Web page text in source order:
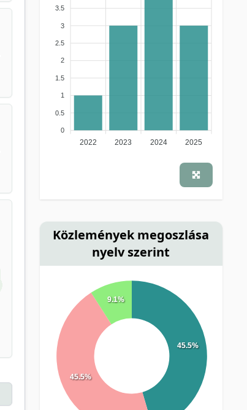
3.5
3
2.5
2
1.5
1
0.5
0
2022 2023 2024 2025
Közlemények megoszlása
nyelv szerint
45.5%
45.5%
9.1%